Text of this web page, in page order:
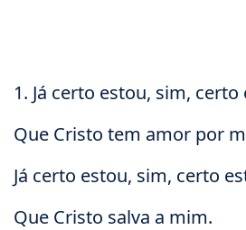
1. Já certo estou, sim, certo
Que Cristo tem amor por
Já certo estou, sim, certo
Que Cristo salva a mim.